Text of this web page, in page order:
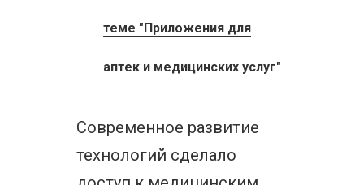
теме "Приложения для
аптек и медицинских услуг"
Современное развитие
технологий сделало